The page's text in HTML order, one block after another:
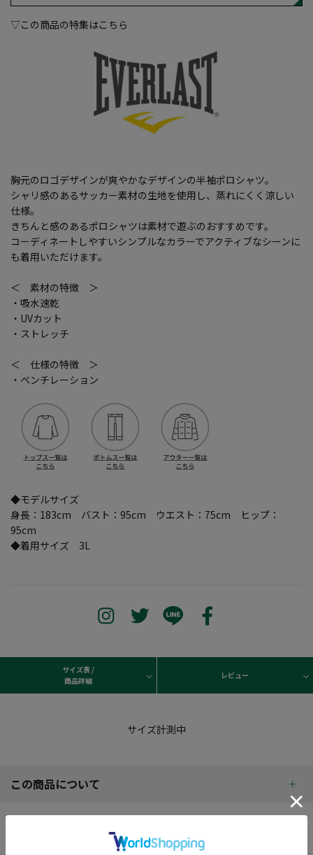
▽この商品の特集はこちら
胸元のロゴデザインが爽やかなデザインの半袖ポロシャツ。
シャリ感のあるサッカー素材の生地を使用し、蒸れにくく涼しい
仕様。
きちんと感のあるポロシャツは素材で遊ぶのおすすめです。
コーディネートしやすいシンプルなカラーでアクティブなシーンに
も着用いただけます。
＜ 素材の特徴 ＞
・吸水速乾
・UVカット
・ストレッチ
＜ 仕様の特徴 ＞
・ベンチレーション
◆モデルサイズ
身長：183cm バスト：95cm ウエスト：75cm ヒップ：
95cm
◆着用サイズ 3L
サイズ表 /
商品詳細
レビュー
サイズ計測中
この商品について